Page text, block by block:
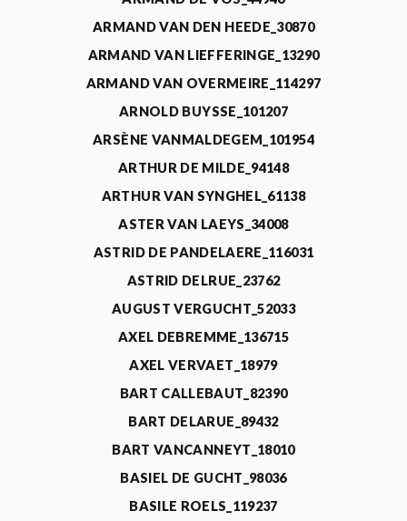
ARMAND VAN DEN HEEDE_30870
ARMAND VAN LIEFFERINGE_13290
ARMAND VAN OVERMEIRE_114297
ARNOLD BUYSSE_101207
ARSÈNE VANMALDEGEM_101954
ARTHUR DE MILDE_94148
ARTHUR VAN SYNGHEL_61138
ASTER VAN LAEYS_34008
ASTRID DE PANDELAERE_116031
ASTRID DELRUE_23762
AUGUST VERGUCHT_52033
AXEL DEBREMME_136715
AXEL VERVAET_18979
BART CALLEBAUT_82390
BART DELARUE_89432
BART VANCANNEYT_18010
BASIEL DE GUCHT_98036
BASILE ROELS_119237